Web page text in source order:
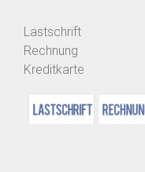
Lastschrift
Rechnung
Kreditkarte